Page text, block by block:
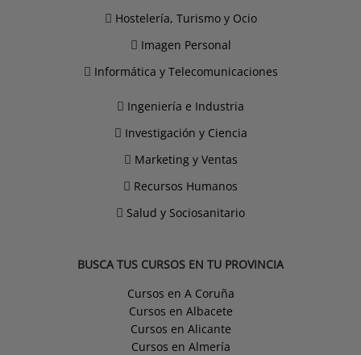
Hostelería, Turismo y Ocio
Imagen Personal
Informática y Telecomunicaciones
Ingeniería e Industria
Investigación y Ciencia
Marketing y Ventas
Recursos Humanos
Salud y Sociosanitario
BUSCA TUS CURSOS EN TU PROVINCIA
Cursos en A Coruña
Cursos en Albacete
Cursos en Alicante
Cursos en Almería